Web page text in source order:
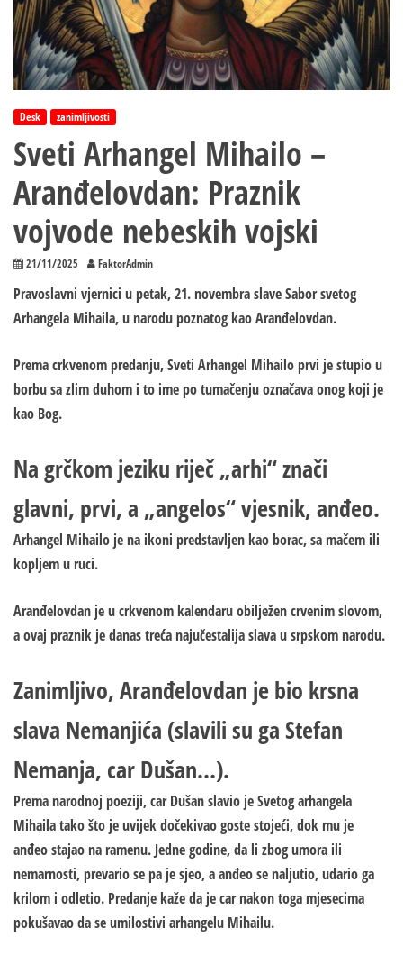
Desk zanimljivosti
Sveti Arhangel Mihailo –
Aranđelovdan: Praznik
vojvode nebeskih vojski
21/11/2025 FaktorAdmin
Pravoslavni vjernici u petak, 21. novembra slave Sabor svetog
Arhangela Mihaila, u narodu poznatog kao Aranđelovdan.
Prema crkvenom predanju, Sveti Arhangel Mihailo prvi je stupio u
borbu sa zlim duhom i to ime po tumačenju označava onog koji je
kao Bog.
Na grčkom jeziku riječ „arhi“ znači
glavni, prvi, a „angelos“ vjesnik, anđeo.
Arhangel Mihailo je na ikoni predstavljen kao borac, sa mačem ili
kopljem u ruci.
Aranđelovdan je u crkvenom kalendaru obilježen crvenim slovom,
a ovaj praznik je danas treća najučestalija slava u srpskom narodu.
Zanimljivo, Aranđelovdan je bio krsna
slava Nemanjića (slavili su ga Stefan
Nemanja, car Dušan…).
Prema narodnoj poeziji, car Dušan slavio je Svetog arhangela
Mihaila tako što je uvijek dočekivao goste stojeći, dok mu je
anđeo stajao na ramenu. Jedne godine, da li zbog umora ili
nemarnosti, prevario se pa je sjeo, a anđeo se naljutio, udario ga
krilom i odletio. Predanje kaže da je car nakon toga mjesecima
pokušavao da se umilostivi arhangelu Mihailu.